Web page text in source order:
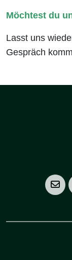
Möchtest du
Lasst uns
Gespräch